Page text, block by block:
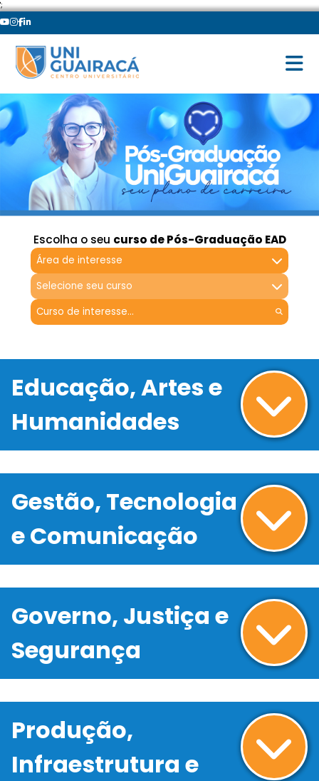
';
Escolha o seu curso de Pós-Graduação EAD
Área de interesse
Selecione seu curso
Educação, Artes e
Humanidades
Gestão, Tecnologia
e Comunicação
Governo, Justiça e
Segurança
Produção,
Infraestrutura e